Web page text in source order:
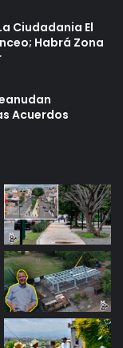
Ciudadania El
Habrá Zona
Acuerdos